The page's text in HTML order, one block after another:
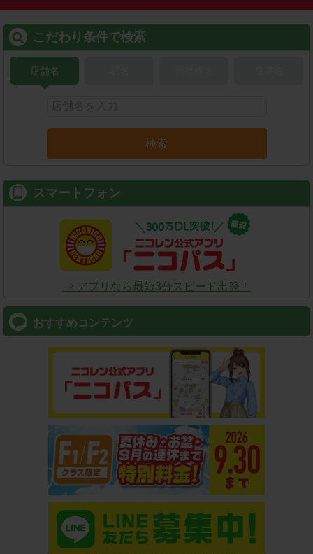
こだわり条件で検索
店舗名
検索
スマートフォン
⇒ アプリなら最短3分スピード出発！
おすすめコンテンツ